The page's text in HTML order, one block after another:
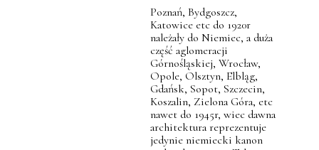
Poznań, Bydgoszcz,
Katowice etc do 1920r
należały do Niemiec, a duża
część aglomeracji
Górnośląskiej, Wrocław,
Opole, Olsztyn, Elbląg,
Gdańsk, Sopot, Szczecin,
Koszalin, Zielona Góra, etc
nawet do 1945r, wiec dawna
architektura reprezentuje
jedynie niemiecki kanon